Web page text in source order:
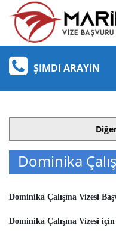
ŞIMDI ARAYIN
Dominika
Dominika Çalışma Vizesi
Dominika Çalışma Vizesi